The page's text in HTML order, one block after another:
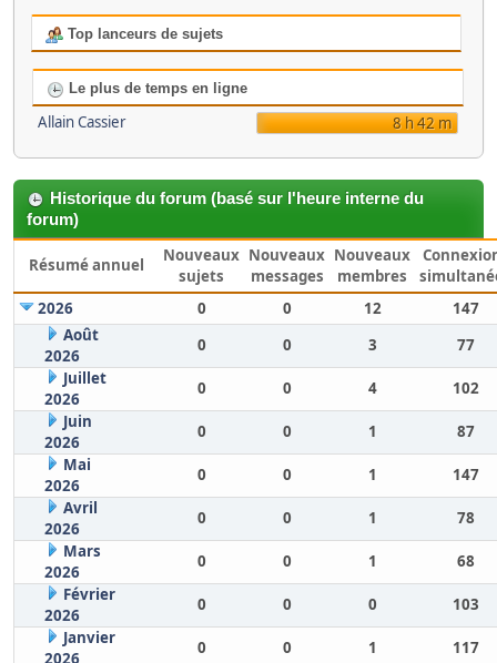
Top lanceurs de sujets
Le plus de temps en ligne
Allain Cassier 8 h 42 m
Historique du forum (basé sur l'heure interne du
forum)
Résumé annuel
Nouveaux
sujets
Nouveaux
messages
Nouveaux
membres
2026
0 0 12
147
Août
2026
0 0 3
77
Juillet
2026
0 0 4
102
Juin
2026
0 0 1
87
Mai
2026
0 0 1
147
Avril
2026
0 0 1
78
Mars
2026
0 0 1
68
Février
2026
0 0 0
103
Janvier
2026
0 0 1 117